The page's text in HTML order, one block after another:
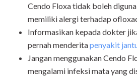
Cendo Floxa tidak boleh
memiliki alergi terhadap
Informasikan kepada dokter
pernah menderitapenyakit
Jangan menggunakan Cendo
mengalami infeksi mata yang